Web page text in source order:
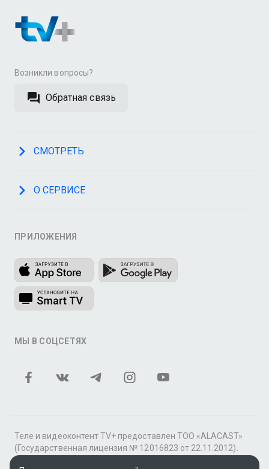
Возникли вопросы?
Обратная связь
СМОТРЕТЬ
О СЕРВИСЕ
ПРИЛОЖЕНИЯ
МЫ В СОЦСЕТЯХ
Теле и видеоконтент TV+ предоставлен ТОО «ALACAST»
(Государственная лицензия № 12016823 от 22.11.2012).
В рамках услуги «Видео по подписке» для «Пакета